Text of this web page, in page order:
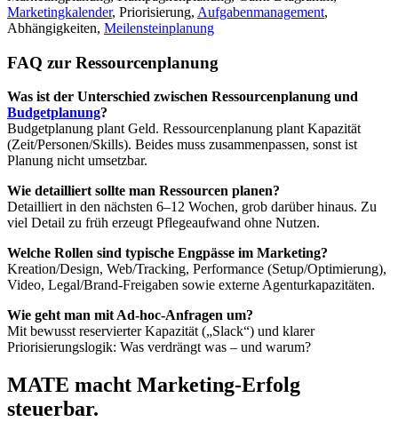
Marketingkalender, Priorisierung, Aufgabenmanagement,
Abhängigkeiten, Meilensteinplanung
FAQ zur Ressourcenplanung
Was ist der Unterschied zwischen Ressourcenplanung und
Budgetplanung?
Budgetplanung plant Geld. Ressourcenplanung plant Kapazität
(Zeit/Personen/Skills). Beides muss zusammenpassen, sonst ist
Planung nicht umsetzbar.
Wie detailliert sollte man Ressourcen planen?
Detailliert in den nächsten 6–12 Wochen, grob darüber hinaus. Zu
viel Detail zu früh erzeugt Pflegeaufwand ohne Nutzen.
Welche Rollen sind typische Engpässe im Marketing?
Kreation/Design, Web/Tracking, Performance (Setup/Optimierung),
Video, Legal/Brand-Freigaben sowie externe Agenturkapazitäten.
Wie geht man mit Ad-hoc-Anfragen um?
Mit bewusst reservierter Kapazität („Slack“) und klarer
Priorisierungslogik: Was verdrängt was – und warum?
MATE macht Marketing-Erfolg
steuerbar.